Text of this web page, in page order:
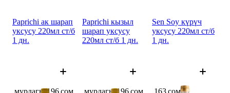
Paprichi ак шарап
уксусу 220мл ст/б
1 дн.
Paprichi кызыл
шарап уксусу
220мл ст/б 1 дн.
Sen Soy күрүч
уксусу 220мл ст/б
1 дн.